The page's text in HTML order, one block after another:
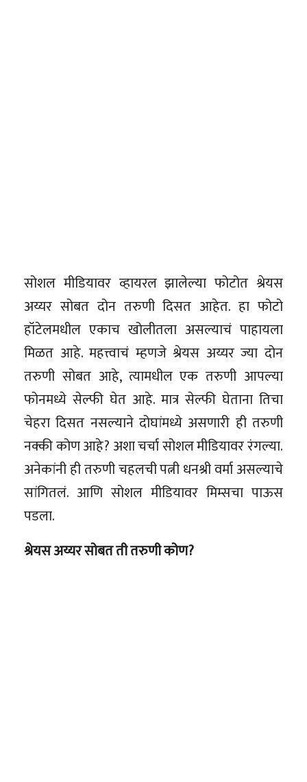
सोशल मीडियावर व्हायरल झालेल्या फोटोत श्रेयस
अय्यर सोबत दोन तरुणी दिसत आहेत. हा फोटो
हॉटेलमधील एकाच खोलीतला असल्याचं पाहायला
मिळत आहे. महत्त्वाचं म्हणजे श्रेयस अय्यर ज्या दोन
तरुणी सोबत आहे, त्यामधील एक तरुणी आपल्या
फोनमध्ये सेल्फी घेत आहे. मात्र सेल्फी घेताना तिचा
चेहरा दिसत नसल्याने दोघांमध्ये असणारी ही तरुणी
नक्की कोण आहे? अशा चर्चा सोशल मीडियावर रंगल्या.
अनेकांनी ही तरुणी चहलची पत्नी धनश्री वर्मा असल्याचे
सांगितलं. आणि सोशल मीडियावर मिम्सचा पाऊस
पडला.
श्रेयस अय्यर सोबत ती तरुणी कोण?